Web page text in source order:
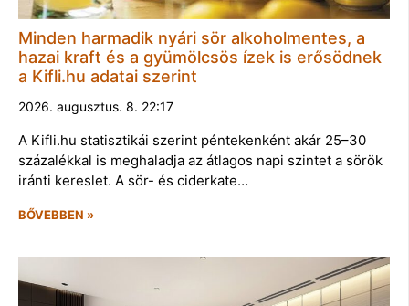
Minden harmadik nyári sör alkoholmentes, a
hazai kraft és a gyümölcsös ízek is erősödnek
a Kifli.hu adatai szerint
2026. augusztus. 8. 22:17
A Kifli.hu statisztikái szerint péntekenként akár 25–30
százalékkal is meghaladja az átlagos napi szintet a sörök
iránti kereslet. A sör- és ciderkate…
BŐVEBBEN »